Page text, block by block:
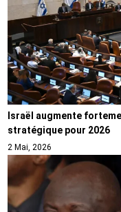
Israël augmente
stratégique pour 2026
2 Mai, 2026